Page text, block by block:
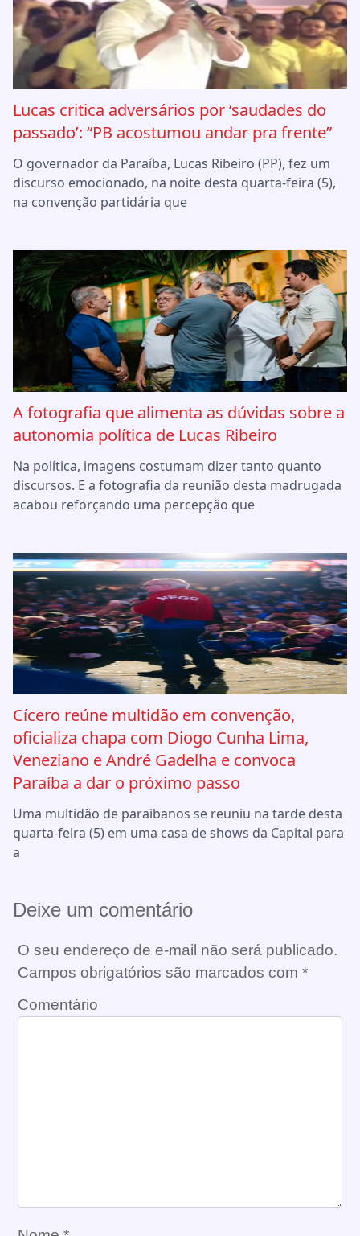
Lucas critica adversários por ‘saudades do
passado’: “PB acostumou andar pra frente”
O governador da Paraíba, Lucas Ribeiro (PP), fez um
discurso emocionado, na noite desta quarta-feira (5),
na convenção partidária que
A fotografia que alimenta as dúvidas sobre a
autonomia política de Lucas Ribeiro
Na política, imagens costumam dizer tanto quanto
discursos. E a fotografia da reunião desta madrugada
acabou reforçando uma percepção que
Cícero reúne multidão em convenção,
oficializa chapa com Diogo Cunha Lima,
Veneziano e André Gadelha e convoca
Paraíba a dar o próximo passo
Uma multidão de paraibanos se reuniu na tarde desta
quarta-feira (5) em uma casa de shows da Capital para
a
Deixe um comentário
O seu endereço de e-mail não será publicado.
Campos obrigatórios são marcados com *
Comentário